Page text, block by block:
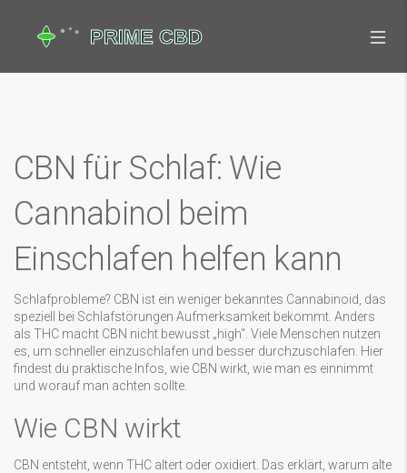
CBN für Schlaf: Wie
Cannabinol beim
Einschlafen helfen kann
Schlafprobleme? CBN ist ein weniger bekanntes Cannabinoid, das
speziell bei Schlafstörungen Aufmerksamkeit bekommt. Anders
als THC macht CBN nicht bewusst „high“. Viele Menschen nutzen
es, um schneller einzuschlafen und besser durchzuschlafen. Hier
findest du praktische Infos, wie CBN wirkt, wie man es einnimmt
und worauf man achten sollte.
Wie CBN wirkt
CBN entsteht, wenn THC altert oder oxidiert. Das erklärt, warum alte